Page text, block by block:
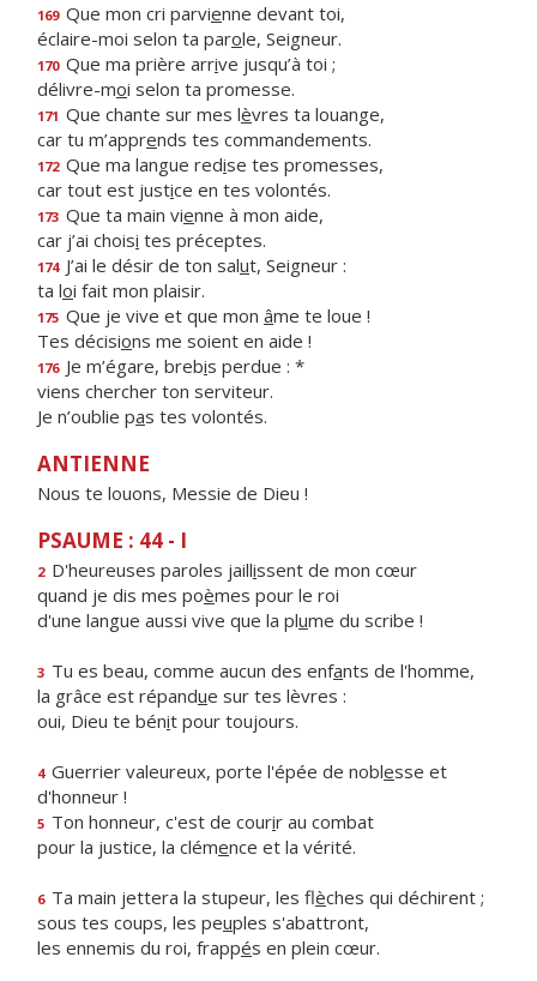
169 Que mon cri parvienne devant toi,
éclaire-moi selon ta parole, Seigneur.
170 Que ma prière arrive jusqu’à toi ;
délivre-moi selon ta promesse.
171 Que chante sur mes lèvres ta louange,
car tu m’apprends tes commandements.
172 Que ma langue redise tes promesses,
car tout est justice en tes volontés.
173 Que ta main vienne à mon aide,
car j’ai choisi tes préceptes.
174 J’ai le désir de ton salut, Seigneur :
ta loi fait mon plaisir.
175 Que je vive et que mon âme te loue !
Tes décisions me soient en aide !
176 Je m’égare, brebis perdue : *
viens chercher ton serviteur.
Je n’oublie pas tes volontés.
ANTIENNE
Nous te louons, Messie de Dieu !
PSAUME : 44 - I
2 D'heureuses paroles jaillissent de mon cœur
quand je dis mes poèmes pour le roi
d'une langue aussi vive que la plume du scribe !
3 Tu es beau, comme aucun des enfants de l'homme,
la grâce est répandue sur tes lèvres :
oui, Dieu te bénit pour toujours.
4 Guerrier valeureux, porte l'épée de noblesse et
d'honneur !
5 Ton honneur, c'est de courir au combat
pour la justice, la clémence et la vérité.
6 Ta main jettera la stupeur, les flèches qui déchirent ;
sous tes coups, les peuples s'abattront,
les ennemis du roi, frappés en plein cœur.